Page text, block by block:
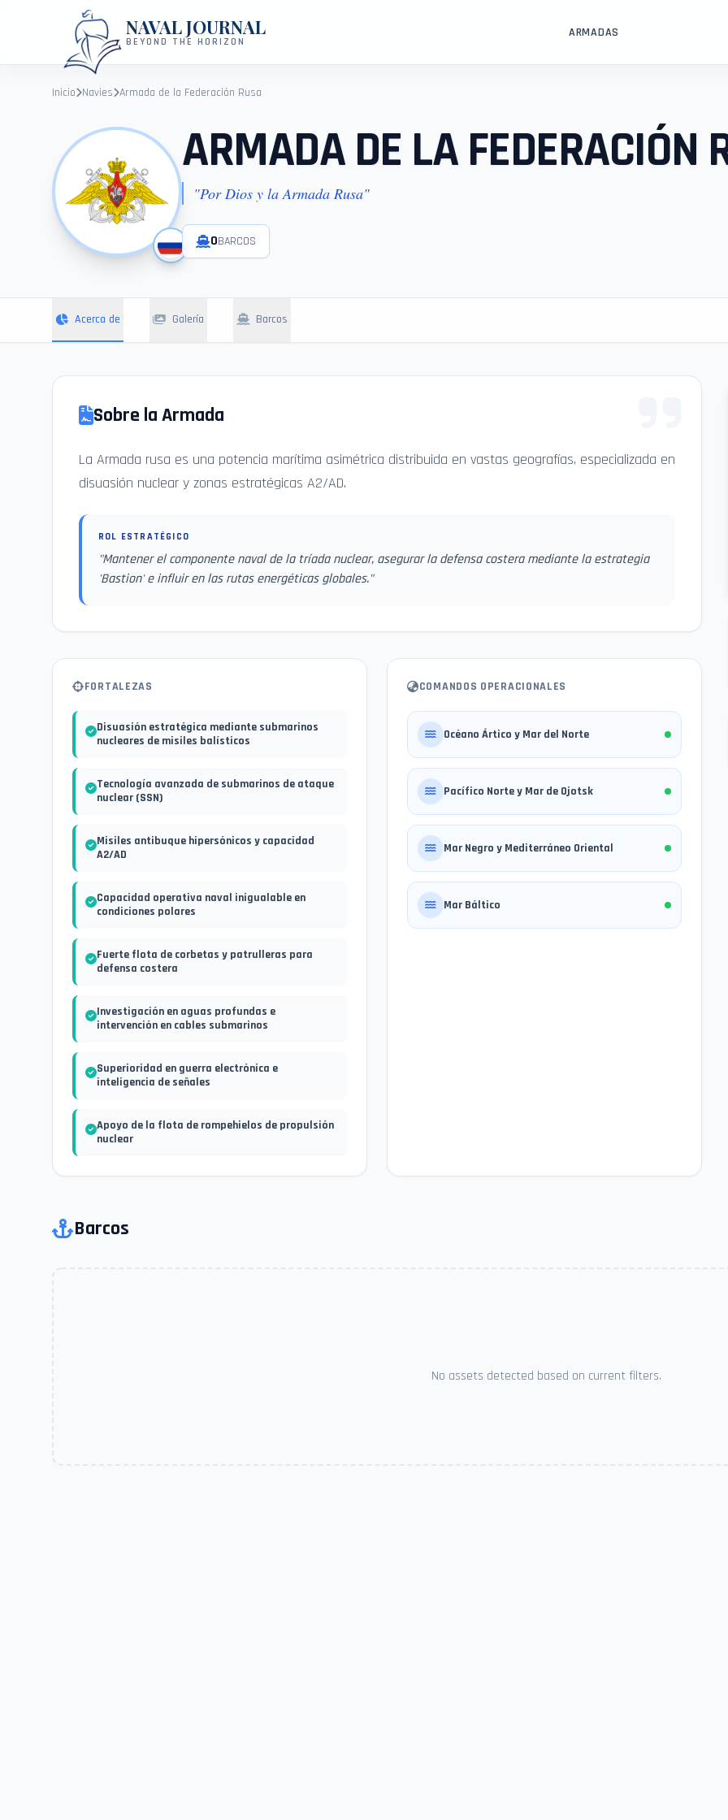
NAVAL JOURNAL
BEYOND THE HORIZON
ARMADAS
Inicio Navies Armada de la Federación Rusa
ARMADA DE LA FEDERACIÓN
"Por Dios y la Armada Rusa"
0BARCOS
Acerca de Galería Barcos
Sobre la Armada
La Armada rusa es una potencia marítima asimétrica distribuida en vastas geografías, especializada en
disuasión nuclear y zonas estratégicas A2/AD.
ROL ESTRATÉGICO
"Mantener el componente naval de la tríada nuclear, asegurar la defensa costera mediante la estrategia
'Bastion' e influir en las rutas energéticas globales."
FORTALEZAS
Disuasión estratégica mediante submarinos
nucleares de misiles balísticos
Tecnología avanzada de submarinos de ataque
nuclear (SSN)
Misiles antibuque hipersónicos y capacidad
A2/AD
Capacidad operativa naval inigualable en
condiciones polares
Fuerte flota de corbetas y patrulleras para
defensa costera
Investigación en aguas profundas e
intervención en cables submarinos
Superioridad en guerra electrónica e
inteligencia de señales
Apoyo de la flota de rompehielos de propulsión
nuclear
COMANDOS OPERACIONALES
Océano Ártico y Mar del Norte
Pacífico Norte y Mar de Ojotsk
Mar Negro y Mediterráneo Oriental
Mar Báltico
Barcos
No assets detected based on current filters.